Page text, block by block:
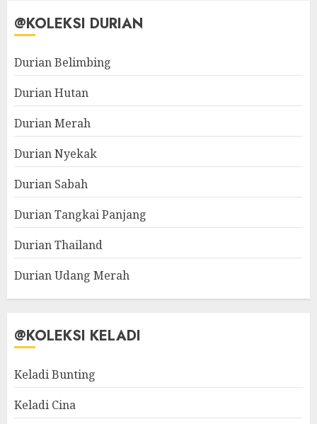
@KOLEKSI DURIAN
Durian Belimbing
Durian Hutan
Durian Merah
Durian Nyekak
Durian Sabah
Durian Tangkai Panjang
Durian Thailand
Durian Udang Merah
@KOLEKSI KELADI
Keladi Bunting
Keladi Cina